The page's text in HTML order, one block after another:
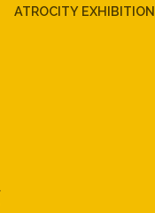
ATROCITY EXHIBITION